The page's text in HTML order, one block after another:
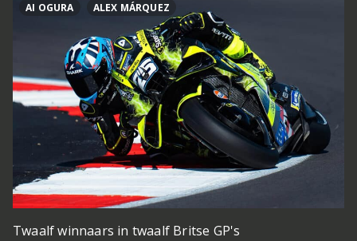
AI OGURA ALEX MÁRQUEZ
Twaalf winnaars in twaalf Britse GP's